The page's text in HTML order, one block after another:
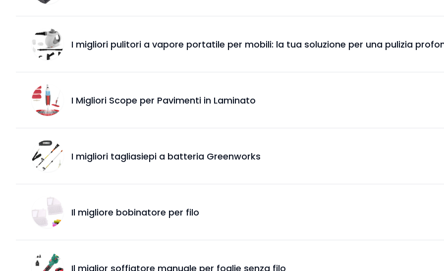
I migliori pulitori a vapore portatile per mobili: la tua soluzione per una pulizia
I Migliori Scope per Pavimenti in Laminato
I migliori tagliasiepi a batteria Greenworks
Il migliore bobinatore per filo
Il miglior soffiatore manuale per foglie senza filo